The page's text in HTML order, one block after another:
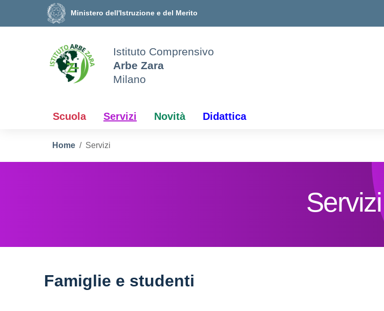
Vai ai contenuti
Vai al menu di navigazione
Ministero dell'Istruzione e del Merito
Istituto Comprensivo
Arbe Zara
Milano
Scuola Servizi Novità Didattica
Home Servizi
Servizi
Famiglie e studenti